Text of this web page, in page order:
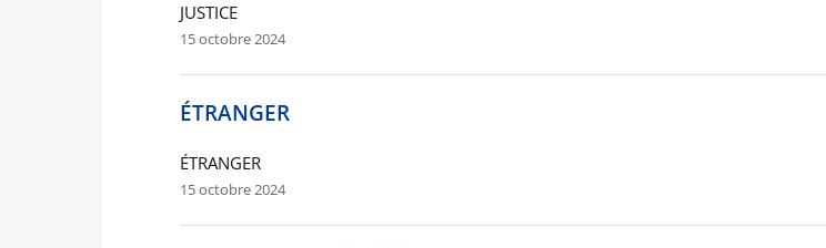
JUSTICE
15 octobre 2024
ÉTRANGER
ÉTRANGER
15 octobre 2024